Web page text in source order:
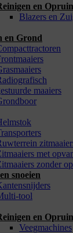
en
Blazers en
en Grond
maaiers
met
zonder
snoeien
tool
en
Veegmachines